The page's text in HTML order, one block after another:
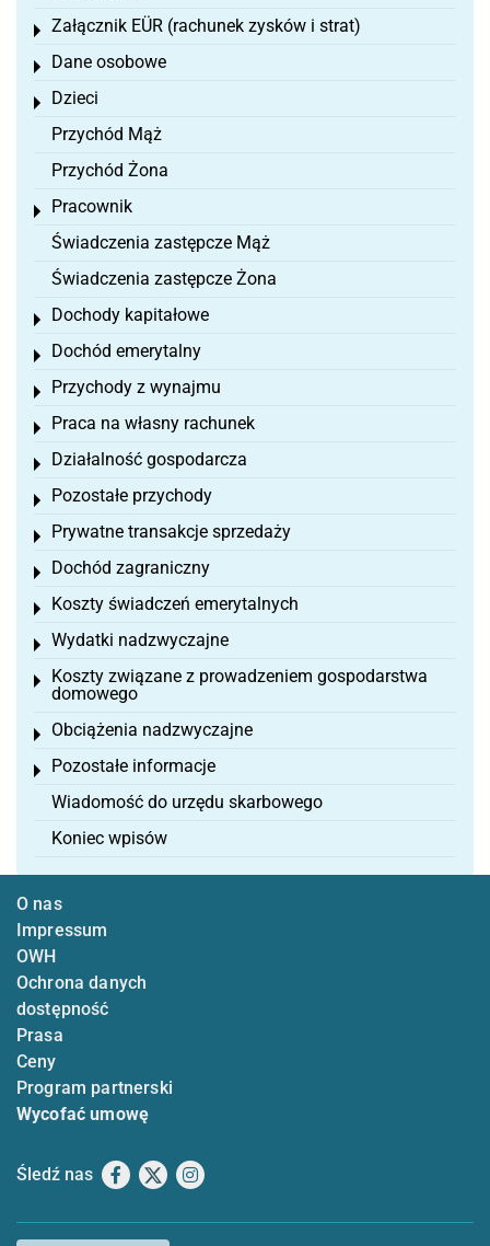
Załącznik EÜR (rachunek zysków i strat)
Toggle menu
Dane osobowe
Toggle menu
Dzieci
Toggle menu
Przychód Mąż
Przychód Żona
Pracownik
Toggle menu
Świadczenia zastępcze Mąż
Świadczenia zastępcze Żona
Dochody kapitałowe
Toggle menu
Dochód emerytalny
Toggle menu
Przychody z wynajmu
Toggle menu
Praca na własny rachunek
Toggle menu
Działalność gospodarcza
Toggle menu
Pozostałe przychody
Toggle menu
Prywatne transakcje sprzedaży
Toggle menu
Dochód zagraniczny
Toggle menu
Koszty świadczeń emerytalnych
Toggle menu
Wydatki nadzwyczajne
Toggle menu
Koszty związane z prowadzeniem gospodarstwa
domowego
Toggle menu
Obciążenia nadzwyczajne
Toggle menu
Pozostałe informacje
Toggle menu
Wiadomość do urzędu skarbowego
Koniec wpisów
O nas
Impressum
OWH
Ochrona danych
dostępność
Prasa
Ceny
Program partnerski
Wycofać umowę
Śledź nas Facebook
X Instagram